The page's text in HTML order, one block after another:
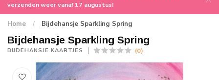
verzenden weer vanaf 17 augustus!
Home / Bijdehansje Sparkling Spring
Bijdehansje Sparkling Spring
BIJDEHANSJE KAARTJES (0)